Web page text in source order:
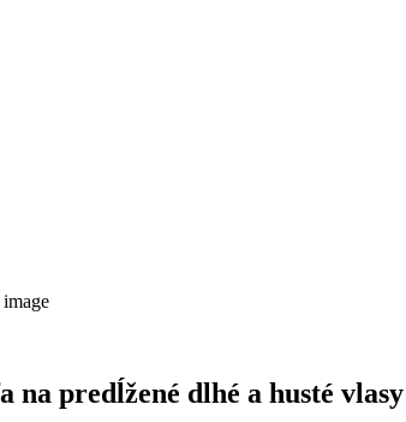
na predĺžené dlhé a husté vlasy